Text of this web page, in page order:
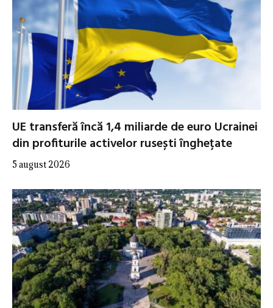
UE transferă încă 1,4 miliarde de euro Ucrainei
din profiturile activelor rusești înghețate
5 august 2026